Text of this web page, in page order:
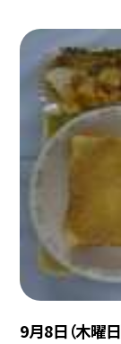
9月8日（木曜